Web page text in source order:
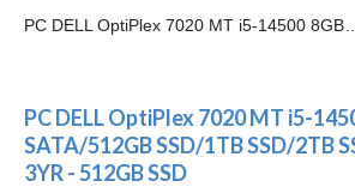
PC DELL OptiPlex 7020 MT i5-14500 8GB…
PC DELL OptiPlex 7020 MT i5-
SATA/512GB SSD/1TB SSD/2TB
3YR - 512GB SSD